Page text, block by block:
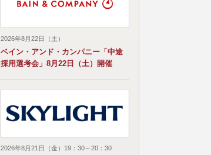
2026年8月22日（土）
ベイン・アンド・カンパニー「中途
採用選考会」8月22日（土）開催
2026年8月21日（金）19：30～20：30